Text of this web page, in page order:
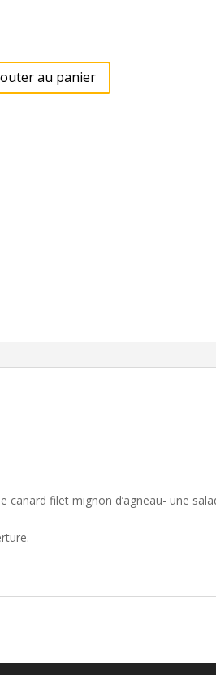
au panier
filet mignon d’agneau- une